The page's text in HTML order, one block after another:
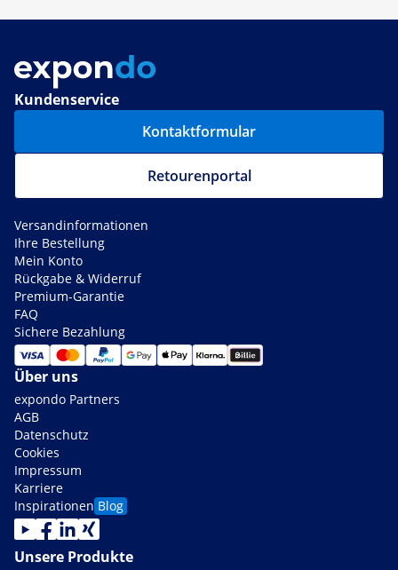
Kundenservice
Kontaktformular
Retourenportal
Versandinformationen
Ihre Bestellung
Mein Konto
Rückgabe & Widerruf
Premium-Garantie
FAQ
Sichere Bezahlung
Über uns
expondo Partners
AGB
Datenschutz
Cookies
Impressum
Karriere
Inspirationen Blog
Unsere Produkte